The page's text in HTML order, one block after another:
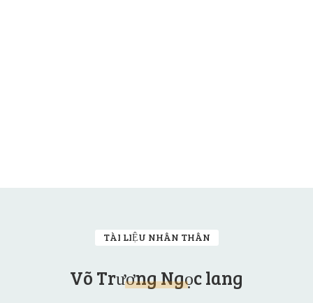
TÀI LIỆU NHÂN THÂN
Võ Trương Ngọc lang